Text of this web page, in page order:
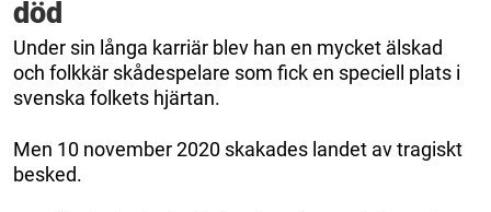
död
Under sin långa karriär blev han en mycket älskad
och folkkär skådespelare som fick en speciell plats i
svenska folkets hjärtan.
Men 10 november 2020 skakades landet av tragiskt
besked.